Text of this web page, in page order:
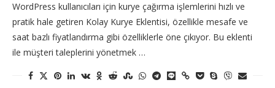
WordPress kullanıcıları için kurye çağırma işlemlerini hızlı ve
pratik hale getiren Kolay Kurye Eklentisi, özellikle mesafe ve
saat bazlı fiyatlandırma gibi özelliklerle öne çıkıyor. Bu eklenti
ile müşteri taleplerini yönetmek …